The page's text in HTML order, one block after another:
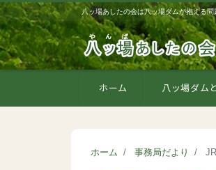
八ッ場あしたの会は八ッ場ダムが抱える
ホーム 八ッ場ダム
ホーム 事務局だより